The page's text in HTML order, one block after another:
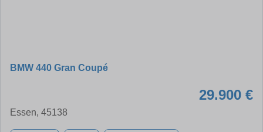
BMW 440 Gran Coupé
29.900 €
Essen, 45138